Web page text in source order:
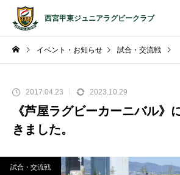
西宮甲東ジュニアラグビークラブ
イベント・お知らせ 試合・交流戦
2017.04.23 2023.10.29
《芦屋ラグビーカーニバル》
きました。
試合・交流戦